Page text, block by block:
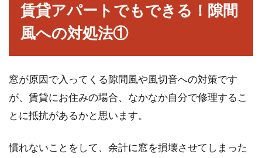
フローリングが変色！原因と補修方
法が知りたい！
洋風でおしゃれな室内をレイアウトしたいと考
えたとき、フローリングの床を取り入れたお部
屋は最適です。...
賃貸アパートでもできる！隙間
風への対処法①
窓が原因で入ってくる隙間風や風切音への対策です
が、賃貸にお住みの場合、なかなか自分で修理するこ
とに抵抗があるかと思います。
慣れないことをして、余計に窓を損壊させてしまった